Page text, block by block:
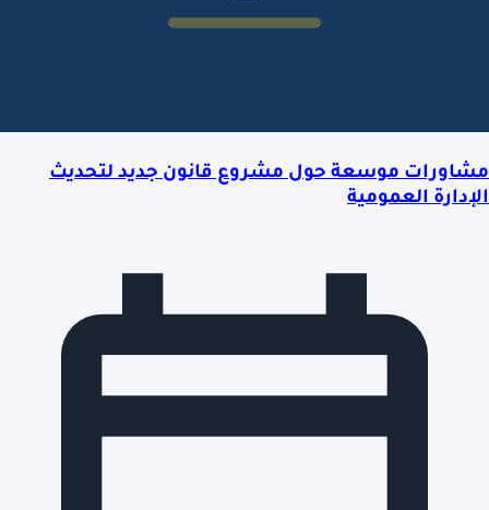
مشاورات موسعة حول مشروع قانون جديد لتحديث
الإدارة العمومية